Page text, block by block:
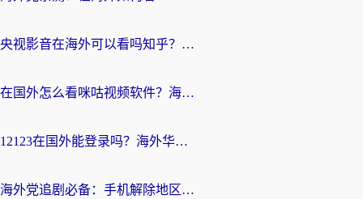
央视影音在海外可以看吗知乎？留学生亲测：3步解决地域限制+追剧自由
在国外怎么看咪咕视频软件？海外党亲测有效的回国加速方案
12123在国外能登录吗？海外华人必看的回国加速实用指南
海外党追剧必备：手机解除地区限制app怎么选？解决央视视频&国内剧地区限制全指南